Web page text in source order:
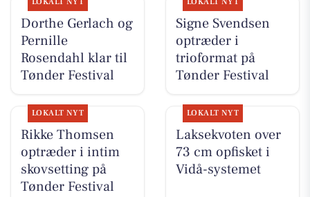
Dorthe Gerlach og
Pernille
Rosendahl klar til
Tønder Festival
Signe Svendsen
optræder i
trioformat på
Tønder Festival
LOKALT NYT
Rikke Thomsen
optræder i intim
skovsetting på
Tønder Festival
LOKALT NYT
Laksekvoten over
73 cm opfisket i
Vidå-systemet